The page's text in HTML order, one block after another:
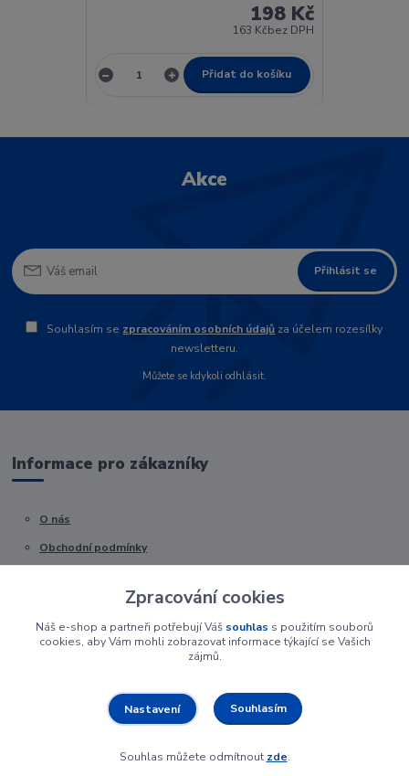
198 Kč
163 Kčbez DPH
Přidat do košíku
Akce
Přihlásit se
Souhlasím se zpracováním osobních údajů za účelem rozesílky
newsletteru.
Můžete se kdykoli odhlásit.
Informace pro zákazníky
O nás
Obchodní podmínky
Vytvořeno na Eshop-rychle.cz
Zpracování cookies
Náš e-shop a partneři potřebují Váš souhlas s použitím souborů
cookies, aby Vám mohli zobrazovat informace týkající se Vašich
zájmů.
Nastavení Souhlasím
Souhlas můžete odmítnout zde.